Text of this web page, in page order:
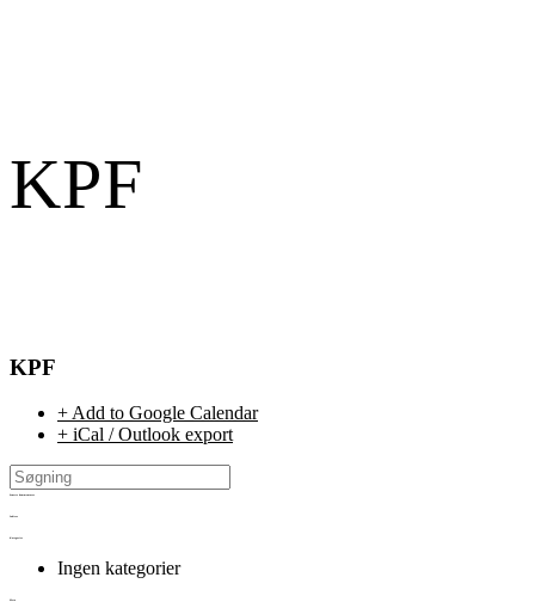
KPF
KPF
+ Add to Google Calendar
+ iCal / Outlook export
Ingen kategorier